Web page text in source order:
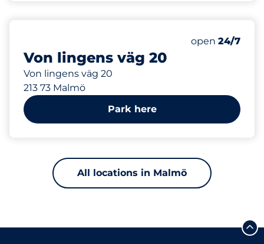
Von lingens väg 20
Von lingens väg 20
213 73 Malmö
Number of
Total
Thursday&nbsp
open 24/7
Park here
All locations in Malmö